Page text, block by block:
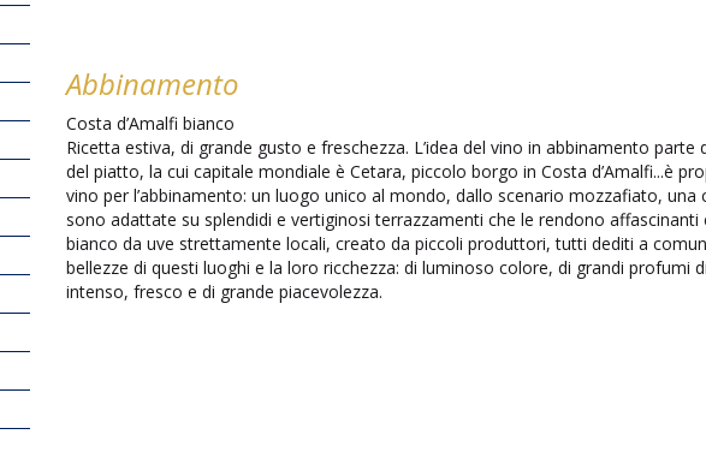
Abbinamento
Costa d’Amalfi bianco
Ricetta estiva, di grande gusto e freschezza. L’idea del vino in abbinamento
del piatto, la cui capitale mondiale è Cetara, piccolo borgo in Costa d’Amalfi...è
vino per l’abbinamento: un luogo unico al mondo, dallo scenario mozzafiato, una
sono adattate su splendidi e vertiginosi terrazzamenti che le rendono
bianco da uve strettamente locali, creato da piccoli produttori, tutti dediti a
bellezze di questi luoghi e la loro ricchezza: di luminoso colore, di grandi profumi
intenso, fresco e di grande piacevolezza.